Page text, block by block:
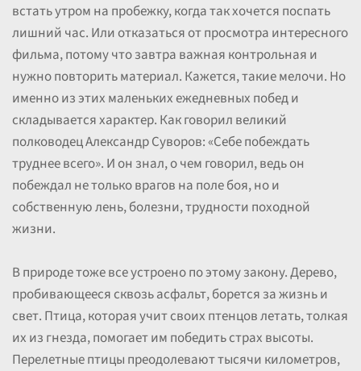
встать утром на пробежку, когда так хочется поспать
лишний час. Или отказаться от просмотра интересного
фильма, потому что завтра важная контрольная и
нужно повторить материал. Кажется, такие мелочи. Но
именно из этих маленьких ежедневных побед и
складывается характер. Как говорил великий
полководец Александр Суворов: «Себе побеждать
труднее всего». И он знал, о чем говорил, ведь он
побеждал не только врагов на поле боя, но и
собственную лень, болезни, трудности походной
жизни.
В природе тоже все устроено по этому закону. Дерево,
пробивающееся сквозь асфальт, борется за жизнь и
свет. Птица, которая учит своих птенцов летать, толкая
их из гнезда, помогает им победить страх высоты.
Перелетные птицы преодолевают тысячи километров,